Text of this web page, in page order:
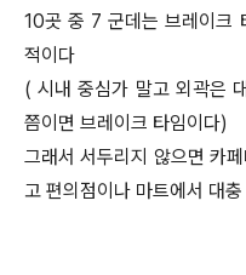
10곳 중 7 군데는 브레이크
적이다
( 시내 중심가 말고 외곽은
쯤이면 브레이크 타임이다)
그래서 서두리지 않으면 카
고 편의점이나 마트에서 대